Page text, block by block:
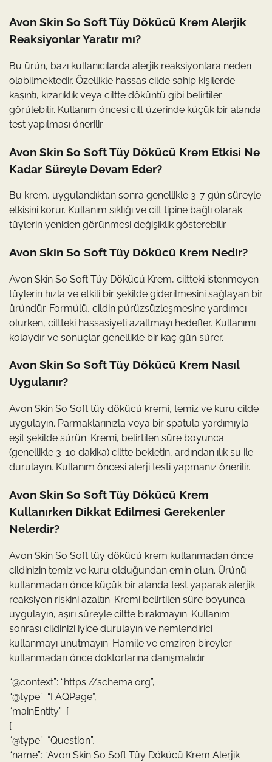
Avon Skin So Soft Tüy Dökücü Krem Alerjik
Reaksiyonlar Yaratır mı?
Bu ürün, bazı kullanıcılarda alerjik reaksiyonlara neden
olabilmektedir. Özellikle hassas cilde sahip kişilerde
kaşıntı, kızarıklık veya ciltte döküntü gibi belirtiler
görülebilir. Kullanım öncesi cilt üzerinde küçük bir alanda
test yapılması önerilir.
Avon Skin So Soft Tüy Dökücü Krem Etkisi Ne
Kadar Süreyle Devam Eder?
Bu krem, uygulandıktan sonra genellikle 3-7 gün süreyle
etkisini korur. Kullanım sıklığı ve cilt tipine bağlı olarak
tüylerin yeniden görünmesi değişiklik gösterebilir.
Avon Skin So Soft Tüy Dökücü Krem Nedir?
Avon Skin So Soft Tüy Dökücü Krem, ciltteki istenmeyen
tüylerin hızla ve etkili bir şekilde giderilmesini sağlayan bir
üründür. Formülü, cildin pürüzsüzleşmesine yardımcı
olurken, ciltteki hassasiyeti azaltmayı hedefler. Kullanımı
kolaydır ve sonuçlar genellikle bir kaç gün sürer.
Avon Skin So Soft Tüy Dökücü Krem Nasıl
Uygulanır?
Avon Skin So Soft tüy dökücü kremi, temiz ve kuru cilde
uygulayın. Parmaklarınızla veya bir spatula yardımıyla
eşit şekilde sürün. Kremi, belirtilen süre boyunca
(genellikle 3-10 dakika) ciltte bekletin, ardından ılık su ile
durulayın. Kullanım öncesi alerji testi yapmanız önerilir.
Avon Skin So Soft Tüy Dökücü Krem
Kullanırken Dikkat Edilmesi Gerekenler
Nelerdir?
Avon Skin So Soft tüy dökücü krem kullanmadan önce
cildinizin temiz ve kuru olduğundan emin olun. Ürünü
kullanmadan önce küçük bir alanda test yaparak alerjik
reaksiyon riskini azaltın. Kremi belirtilen süre boyunca
uygulayın, aşırı süreyle ciltte bırakmayın. Kullanım
sonrası cildinizi iyice durulayın ve nemlendirici
kullanmayı unutmayın. Hamile ve emziren bireyler
kullanmadan önce doktorlarına danışmalıdır.
“@context”: “https://schema.org”,
“@type”: “FAQPage”,
“mainEntity”: [
{
“@type”: “Question”,
“name”: “Avon Skin So Soft Tüy Dökücü Krem Alerjik